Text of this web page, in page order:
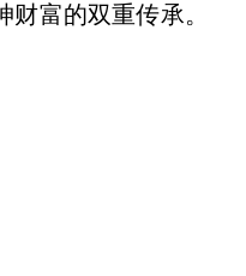
富的双重传承。